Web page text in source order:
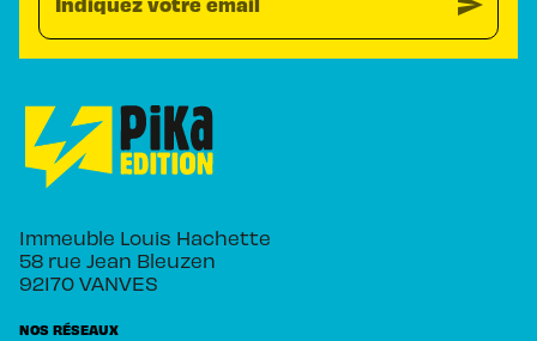
Immeuble Louis Hachette
58 rue Jean Bleuzen
92170 VANVES
NOS RÉSEAUX